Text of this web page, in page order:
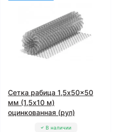
Сетка рабица 1,5x50x50
мм (1,5x10 м)
оцинкованная (рул)
В наличии